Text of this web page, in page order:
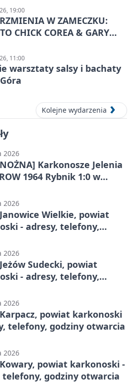
19:00
W ZAMECZKU:
CHICK COREA & GARY
11:00
warsztaty salsy i bachaty
Kolejne wydarzenia
2026
Karkonosze Jelenia
1964 Rybnik 1:0 w
2026
Wielkie, powiat
- adresy, telefony,
2026
Sudecki, powiat
- adresy, telefony,
2026
powiat karkonoski
telefony, godziny otwarcia
2026
powiat karkonoski -
telefony, godziny otwarcia